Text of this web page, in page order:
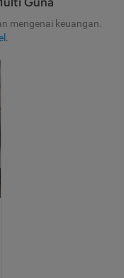
mengenai keuangan.
.